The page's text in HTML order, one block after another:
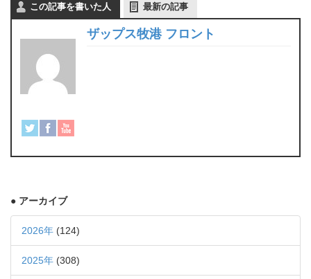
この記事を書いた人 最新の記事
ザップス牧港 フロント
● アーカイブ
2026年 (124)
2025年 (308)